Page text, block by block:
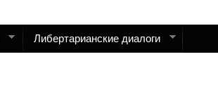
Либертарианские диалоги